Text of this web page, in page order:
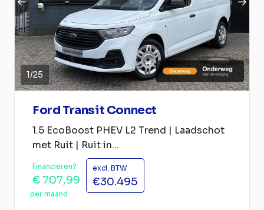
1/25
Ford Transit Connect
1.5 EcoBoost PHEV L2 Trend | Laadschot
met Ruit | Ruit in...
Financieren?
€ 707,99
per maand
excl. BTW
€30.495